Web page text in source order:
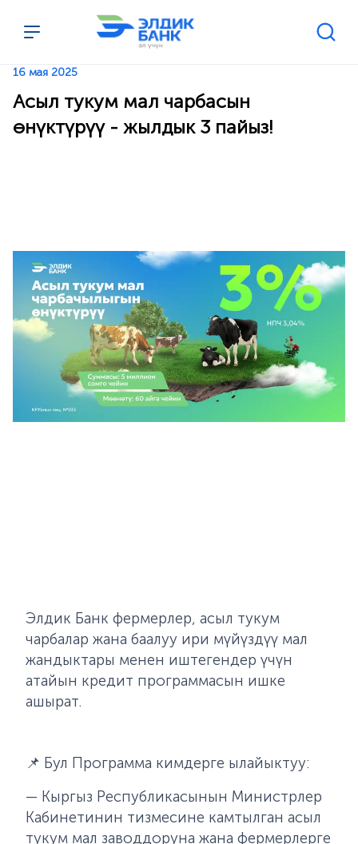
Перейти к содержимому
16 мая 2025
Асыл тукум мал чарбасын
өнүктүрүү - жылдык 3 пайыз!
Элдик Банк фермерлер, асыл тукум
чарбалар жана баалуу ири мүйүздүү мал
жандыктары менен иштегендер үчүн
атайын кредит программасын ишке
ашырат.
📌 Бул Программа кимдерге ылайыктуу:
— Кыргыз Республикасынын Министрлер
Кабинетинин тизмесине камтылган асыл
тукум мал заводдоруна жана фермерлерге